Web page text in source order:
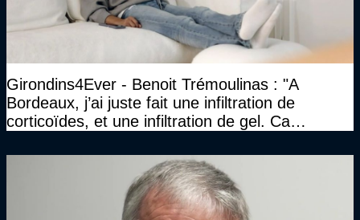
Girondins4Ever - Benoit Trémoulinas : "A
Bordeaux, j’ai juste fait une infiltration de
corticoïdes, et une infiltration de gel. Ca